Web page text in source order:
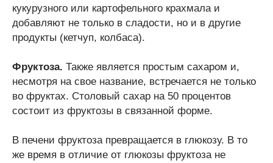
кукурузного или картофельного крахмала и
добавляют не только в сладости, но и в другие
продукты (кетчуп, колбаса).
Фруктоза. Также является простым сахаром и,
несмотря на свое название, встречается не только
во фруктах. Столовый сахар на 50 процентов
состоит из фруктозы в связанной форме.
В печени фруктоза превращается в глюкозу. В то
же время в отличие от глюкозы фруктоза не